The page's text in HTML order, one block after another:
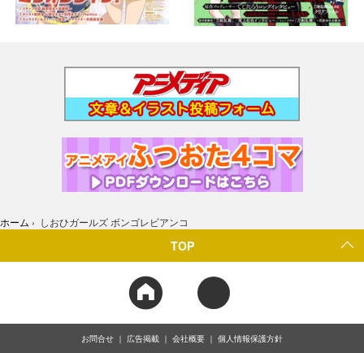
ホーム › しおひガールズ ボンゴレビアンコ
TOP
お問合せ 広告掲載 会社概要 個人情報保護方針